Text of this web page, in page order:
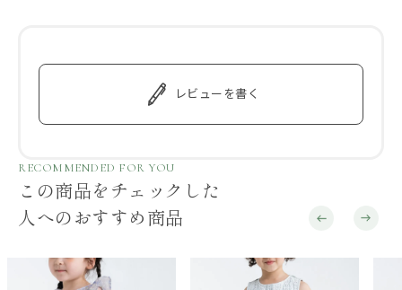
レビューを書く
RECOMMENDED FOR YOU
この商品をチェックした
人へのおすすめ商品